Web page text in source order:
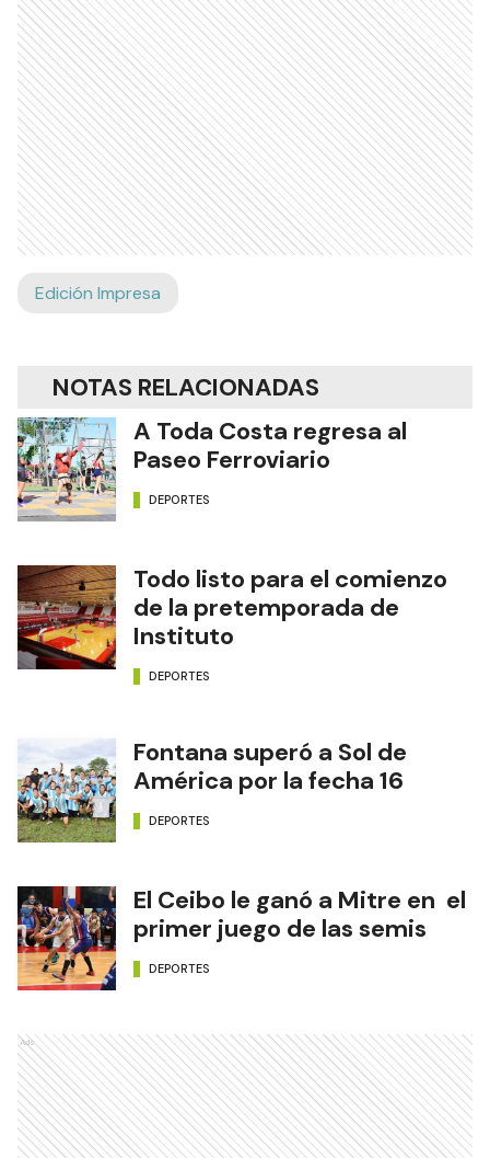
Edición Impresa
NOTAS RELACIONADAS
A Toda Costa regresa al
Paseo Ferroviario
DEPORTES
Todo listo para el comienzo
de la pretemporada de
Instituto
DEPORTES
Fontana superó a Sol de
América por la fecha 16
DEPORTES
El Ceibo le ganó a Mitre en el
primer juego de las semis
DEPORTES
Ads